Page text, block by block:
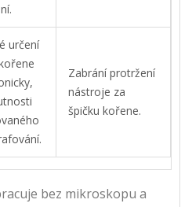
určení
Zabrání protržení
nástroje za
špičku kořene.
bez mikroskopu a